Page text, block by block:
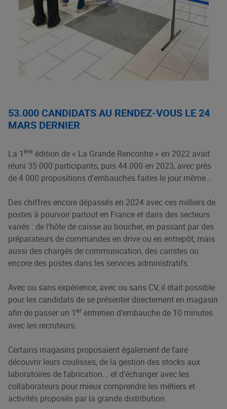
53.000 CANDIDATS AU RENDEZ-VOUS LE 24
MARS DERNIER
La 1ère édition de « La Grande Rencontre » en 2022 avait
réuni 35.000 participants, puis 44.000 en 2023, avec près
de 4 000 propositions d’embauches faites le jour même...
Des chiffres encore dépassés en 2024 avec ces milliers de
postes à pourvoir partout en France et dans des secteurs
variés : de l’hôte de caisse au boucher, en passant par des
préparateurs de commandes en drive ou en entrepôt, mais
aussi des chargés de communication, des caristes ou
encore des postes dans les services administratifs.
Avec ou sans expérience, avec ou sans CV, il était possible
pour les candidats de se présenter directement en magasin
afin de passer un 1er entretien d’embauche de 10 minutes
avec les recruteurs.
Certains magasins proposaient également de faire
découvrir leurs coulisses, de la gestion des stocks aux
laboratoires de fabrication... et d’échanger avec les
collaborateurs pour mieux comprendre les métiers et
activités proposés par la grande distribution.